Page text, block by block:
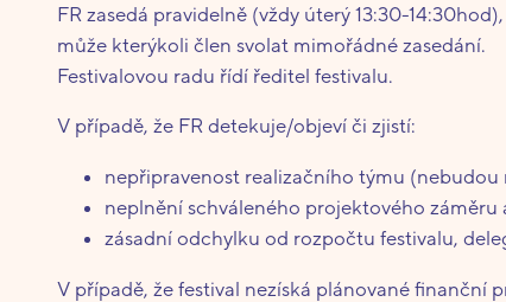
FR zasedá pravidelně (vždy úterý 13:30-
může kterýkoli člen svolat mimořádné zasedání.
Festivalovou radu řídí ředitel festivalu.
V případě, že FR detekuje/objeví či zjistí:
nepřipravenost realizačního týmu
neplnění schváleného projektového
zásadní odchylku od rozpočtu festivalu,
V případě, že festival nezíská plánované